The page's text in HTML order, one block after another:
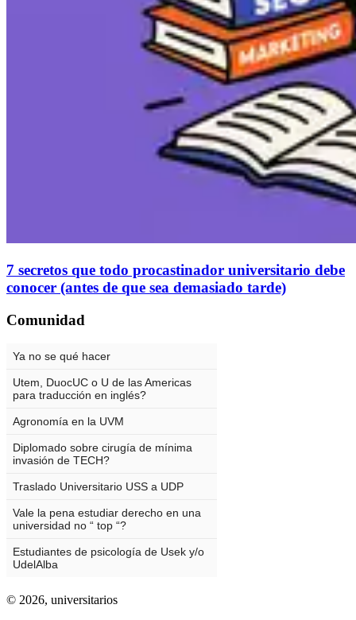
7 secretos que todo procastinador universitario debe
conocer (antes de que sea demasiado tarde)
Comunidad
© 2026, universitarios